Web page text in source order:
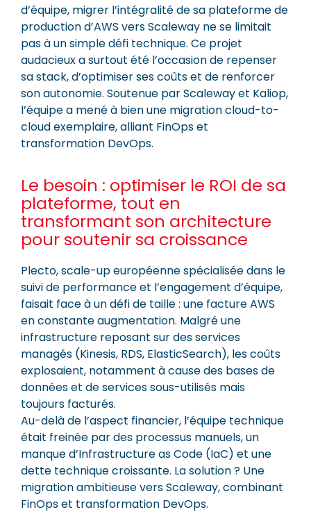
d’équipe, migrer l’intégralité de sa plateforme de
production d’AWS vers Scaleway ne se limitait
pas à un simple défi technique. Ce projet
audacieux a surtout été l’occasion de repenser
sa stack, d’optimiser ses coûts et de renforcer
son autonomie. Soutenue par Scaleway et Kaliop,
l’équipe a mené à bien une migration cloud-to-
cloud exemplaire, alliant FinOps et
transformation DevOps.
Le besoin : optimiser le ROI de sa
plateforme, tout en
transformant son architecture
pour soutenir sa croissance
Plecto, scale-up européenne spécialisée dans le
suivi de performance et l’engagement d’équipe,
faisait face à un défi de taille : une facture AWS
en constante augmentation. Malgré une
infrastructure reposant sur des services
managés (Kinesis, RDS, ElasticSearch), les coûts
explosaient, notamment à cause des bases de
données et de services sous-utilisés mais
toujours facturés.
Au-delà de l’aspect financier, l’équipe technique
était freinée par des processus manuels, un
manque d’Infrastructure as Code (IaC) et une
dette technique croissante. La solution ? Une
migration ambitieuse vers Scaleway, combinant
FinOps et transformation DevOps.